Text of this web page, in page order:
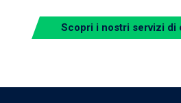
Scopri i nostri servizi di